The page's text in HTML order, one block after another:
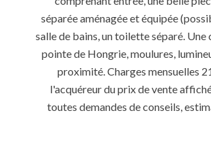
séparée aménagée et équipée
salle de bains, un toilette séparé.
pointe de Hongrie, moulures,
proximité. Charges mensuelles
l'acquéreur du prix de vente
toutes demandes de conseils,